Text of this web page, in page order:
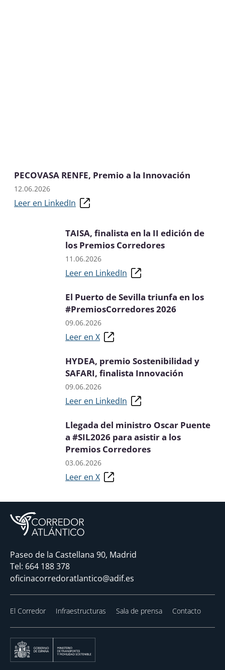
PECOVASA RENFE, Premio a la Innovación
12.06.2026
Leer en LinkedIn
TAISA, finalista en la II edición de
los Premios Corredores
11.06.2026
Leer en LinkedIn
El Puerto de Sevilla triunfa en los
#PremiosCorredores 2026
09.06.2026
Leer en X
HYDEA, premio Sostenibilidad y
SAFARI, finalista Innovación
09.06.2026
Leer en LinkedIn
Llegada del ministro Oscar Puente
a #SIL2026 para asistir a los
Premios Corredores
03.06.2026
Leer en X
Paseo de la Castellana 90, Madrid
Tel: 664 188 378
oficinacorredoratlantico@adif.es
El Corredor Infraestructuras Sala de prensa Contacto